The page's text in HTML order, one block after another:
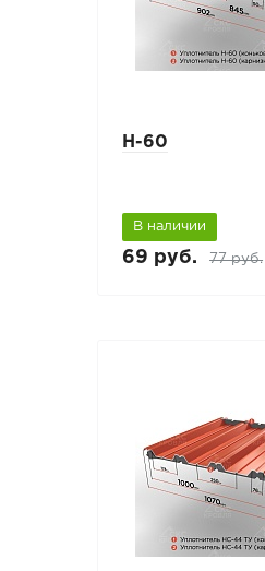
Н-60
В наличии
69 руб. 77 руб.